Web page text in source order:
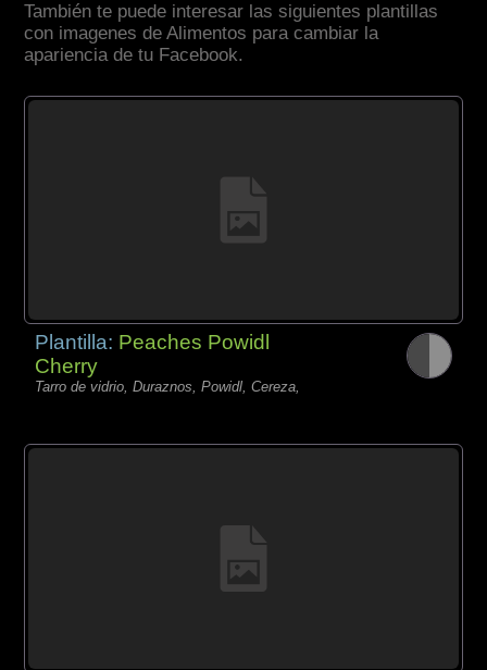
También te puede interesar las siguientes plantillas
con imagenes de Alimentos para cambiar la
apariencia de tu Facebook.
Plantilla: Peaches Powidl
Cherry
Tarro de vidrio, Duraznos, Powidl, Cereza,